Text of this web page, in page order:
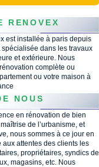
RENOVEX
est installée à paris depuis
dans les travaux
et extérieure. Nous
complète ou
ou votre maison à
NOUS
en rénovation de bien
de l’urbanisme, et
nous sommes à ce jour en
attentes des clients les
propriétaires, syndics de
magasins, etc. Nous